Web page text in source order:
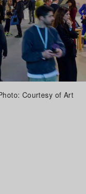
Courtesy of Art